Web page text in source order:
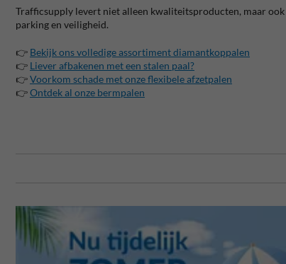
Trafficsupply levert niet alleen kwaliteitsproducten, maar ook
parking en veiligheid.
👉 Bekijk ons volledige assortiment diamantkoppalen
👉 Liever afbakenen met een stalen paal?
👉Voorkom schade met onze flexibele afzetpalen
👉Ontdek al onze bermpalen